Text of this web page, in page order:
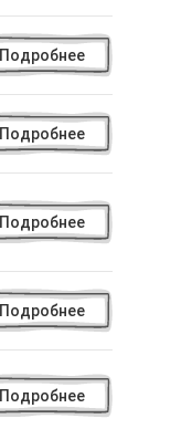
Подробнее
Подробнее
Подробнее
Подробнее
Подробнее